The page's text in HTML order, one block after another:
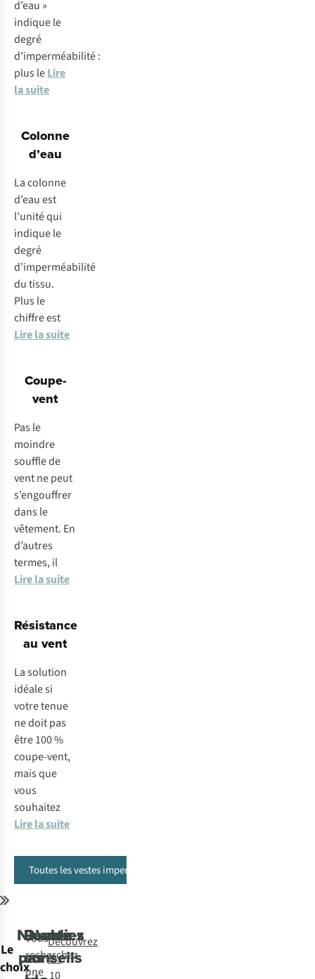
d’eau »
indique le
degré
d’imperméabilité :
plus leLire
la suite
Colonne
d’eau
La colonne
d’eau est
l’unité qui
indique le
degré
d’imperméabilité
du tissu.
Plus le
chiffre est
Lire la suite
Coupe-
vent
Pas le
moindre
souffle de
vent ne peut
s’engouffrer
dans le
vêtement. En
d’autres
termes, il
Lire la suite
Résistance
au vent
La solution
idéale si
votre tenue
ne doit pas
être 100 %
coupe-vent,
mais que
vous
souhaitez
Lire la suite
Toutes les vestes imperméables
Le
choix
Vous
recherchez
une
Découvrez
les
10
N’oubliez
pas
D’autres
conseils
Restez
au